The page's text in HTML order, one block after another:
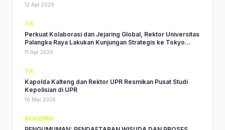
12 Apr 2026
TIK
Perkuat Kolaborasi dan Jejaring Global, Rektor Universitas
Palangka Raya Lakukan Kunjungan Strategis ke Tokyo
University of Agriculture
11 Apr 2026
TIK
Kapolda Kalteng dan Rektor UPR Resmikan Pusat Studi
Kepolisian di UPR
10 Mar 2026
AKADEMIK